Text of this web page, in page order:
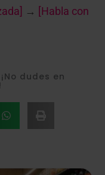
→
[Habla con
dudes en